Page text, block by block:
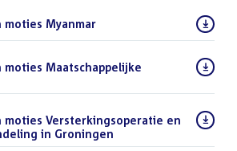
moties Myanmar()
moties Maatschappelijke
moties Versterkingsoperatie en
in Groningen